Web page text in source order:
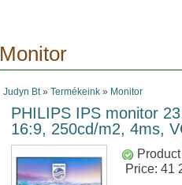
Monitor
Judyn Bt» Termékeink» Monitor
PHILIPS IPS monitor
16:9, 250cd/m2, 4ms,
Price: 41